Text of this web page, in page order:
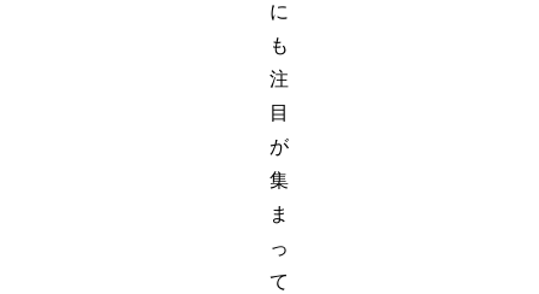
に
も
注
目
が
集
ま
っ
て